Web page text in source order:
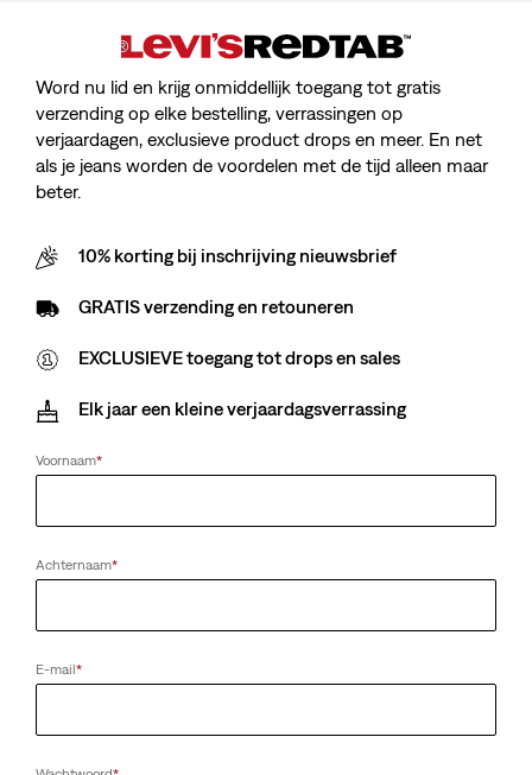
Word nu lid en krijg onmiddellijk toegang tot gratis
verzending op elke bestelling, verrassingen op
verjaardagen, exclusieve product drops en meer. En net
als je jeans worden de voordelen met de tijd alleen maar
beter.
10% korting bij inschrijving nieuwsbrief
GRATIS verzending en retouneren
EXCLUSIEVE toegang tot drops en sales
Elk jaar een kleine verjaardagsverrassing
Voornaam*
Achternaam*
E-mail*